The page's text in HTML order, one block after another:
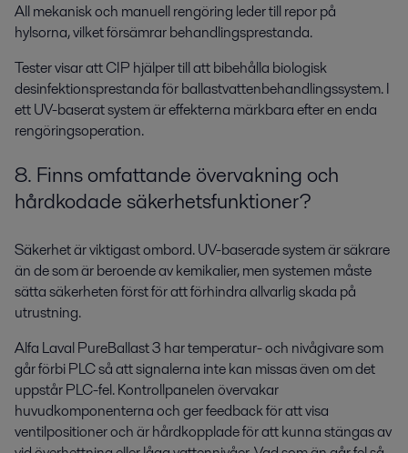
All mekanisk och manuell rengöring leder till repor på
hylsorna, vilket försämrar behandlingsprestanda.
Tester visar att CIP hjälper till att bibehålla biologisk
desinfektionsprestanda för ballastvattenbehandlingssystem. I
ett UV-baserat system är effekterna märkbara efter en enda
rengöringsoperation.
8. Finns omfattande övervakning och
hårdkodade säkerhetsfunktioner?
Säkerhet är viktigast ombord. UV-baserade system är säkrare
än de som är beroende av kemikalier, men systemen måste
sätta säkerheten först för att förhindra allvarlig skada på
utrustning.
Alfa Laval PureBallast 3 har temperatur- och nivågivare som
går förbi PLC så att signalerna inte kan missas även om det
uppstår PLC-fel. Kontrollpanelen övervakar
huvudkomponenterna och ger feedback för att visa
ventilpositioner och är hårdkopplade för att kunna stängas av